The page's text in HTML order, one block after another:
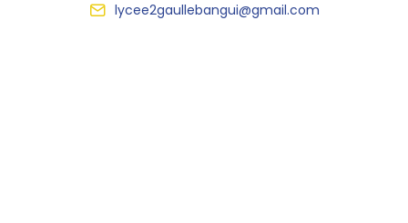
lycee2gaullebangui@gmail.com